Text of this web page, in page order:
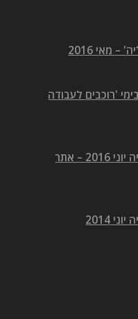
מאי 2016
'רוכבים לעבודה
יום רוכבים לעבודה בהרצליה יוני 2016 – אתר
2014